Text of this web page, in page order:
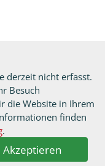
derzeit nicht erfasst.
Besuch
die Website in Ihrem
finden
.
Akzeptieren